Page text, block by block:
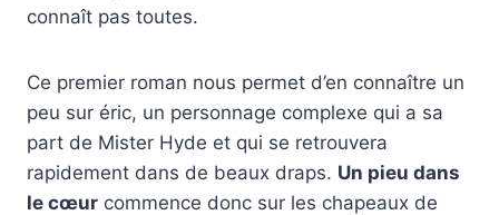
connaît pas toutes.
Ce premier roman nous permet d’en connaître un
peu sur éric, un personnage complexe qui a sa
part de Mister Hyde et qui se retrouvera
rapidement dans de beaux draps. Un pieu dans
le cœur commence donc sur les chapeaux de